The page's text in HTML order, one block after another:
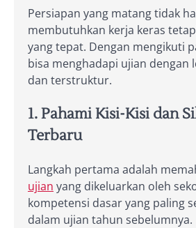
Persiapan yang matang tidak
membutuhkan kerja keras
yang tepat. Dengan mengikuti
bisa menghadapi ujian dengan
dan terstruktur.
1. Pahami Kisi-Kisi dan
Terbaru
Langkah pertama adalah
ujian yang dikeluarkan oleh
kompetensi dasar yang paling
dalam ujian tahun sebelumnya.